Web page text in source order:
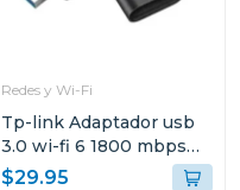
Redes y Wi-Fi
Tp-link Adaptador usb
3.0 wi-fi 6 1800 mbps
tx20u
$29.95